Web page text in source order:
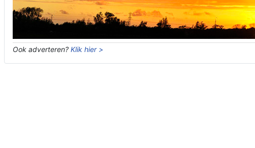
Ook adverteren? Klik hier >